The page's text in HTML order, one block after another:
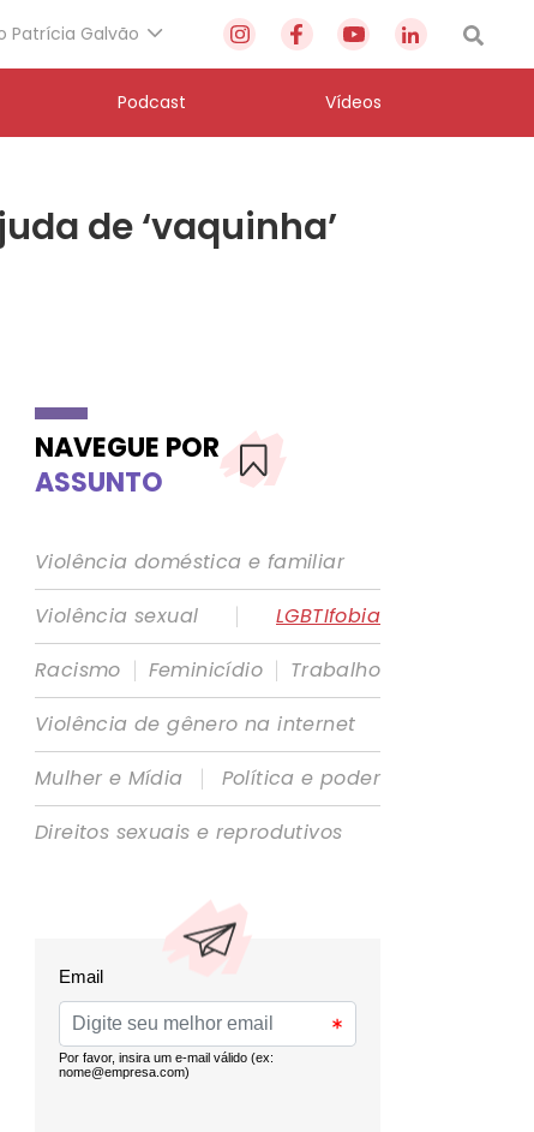
Patrícia Galvão
Podcast Vídeos
de ‘vaquinha’
NAVEGUE POR
ASSUNTO
Violência doméstica e familiar
Violência sexual
|
LGBTIfobia
Racismo | Feminicídio | Trabalho
Violência de gênero na internet
Mulher e Mídia
|
Política e poder
Direitos sexuais e reprodutivos